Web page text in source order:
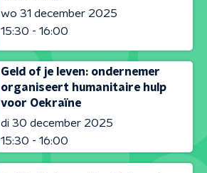
wo 31 december 2025
15:30 - 16:00
Geld of je leven: ondernemer
organiseert humanitaire hulp
voor Oekraïne
di 30 december 2025
15:30 - 16:00